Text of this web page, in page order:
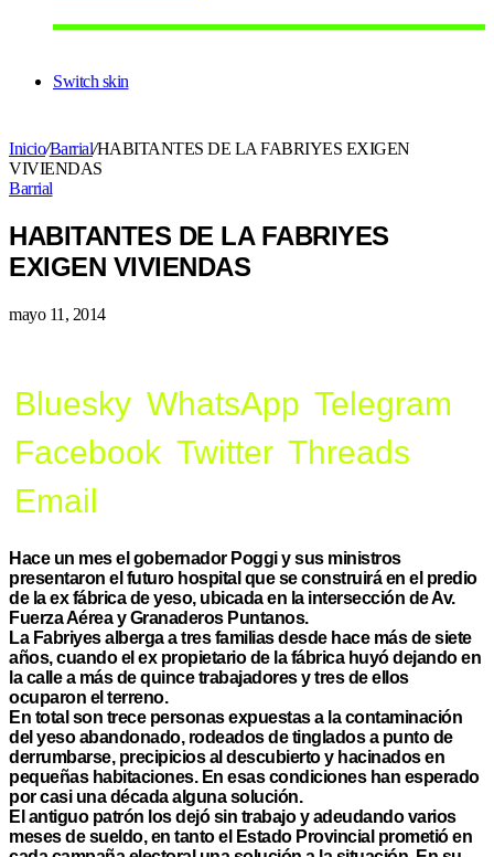
Switch skin
Inicio/Barrial/HABITANTES DE LA FABRIYES EXIGEN
VIVIENDAS
Barrial
HABITANTES DE LA FABRIYES
EXIGEN VIVIENDAS
mayo 11, 2014
Bluesky WhatsApp Telegram
Facebook Twitter Threads
Email
Hace un mes el gobernador Poggi y sus ministros
presentaron el futuro hospital que se construirá en el predio
de la ex fábrica de yeso, ubicada en la intersección de Av.
Fuerza Aérea y Granaderos Puntanos.
La Fabriyes alberga a tres familias desde hace más de siete
años, cuando el ex propietario de la fábrica huyó dejando en
la calle a más de quince trabajadores y tres de ellos
ocuparon el terreno.
En total son trece personas expuestas a la contaminación
del yeso abandonado, rodeados de tinglados a punto de
derrumbarse, precipicios al descubierto y hacinados en
pequeñas habitaciones. En esas condiciones han esperado
por casi una década alguna solución.
El antiguo patrón los dejó sin trabajo y adeudando varios
meses de sueldo, en tanto el Estado Provincial prometió en